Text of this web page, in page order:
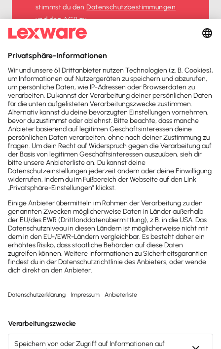
stimmst du denDatenschutz­bestimmungen
und denAGBzu.
Newsletter
Brandheiße
News direkt in
dein Postfach
wichtige News zu
Gesetzesänderungen,
hilfreiche Praxis-Tipps und
kostenlose Tools für
Unternehmen erhalten?
Dann abonniere unseren